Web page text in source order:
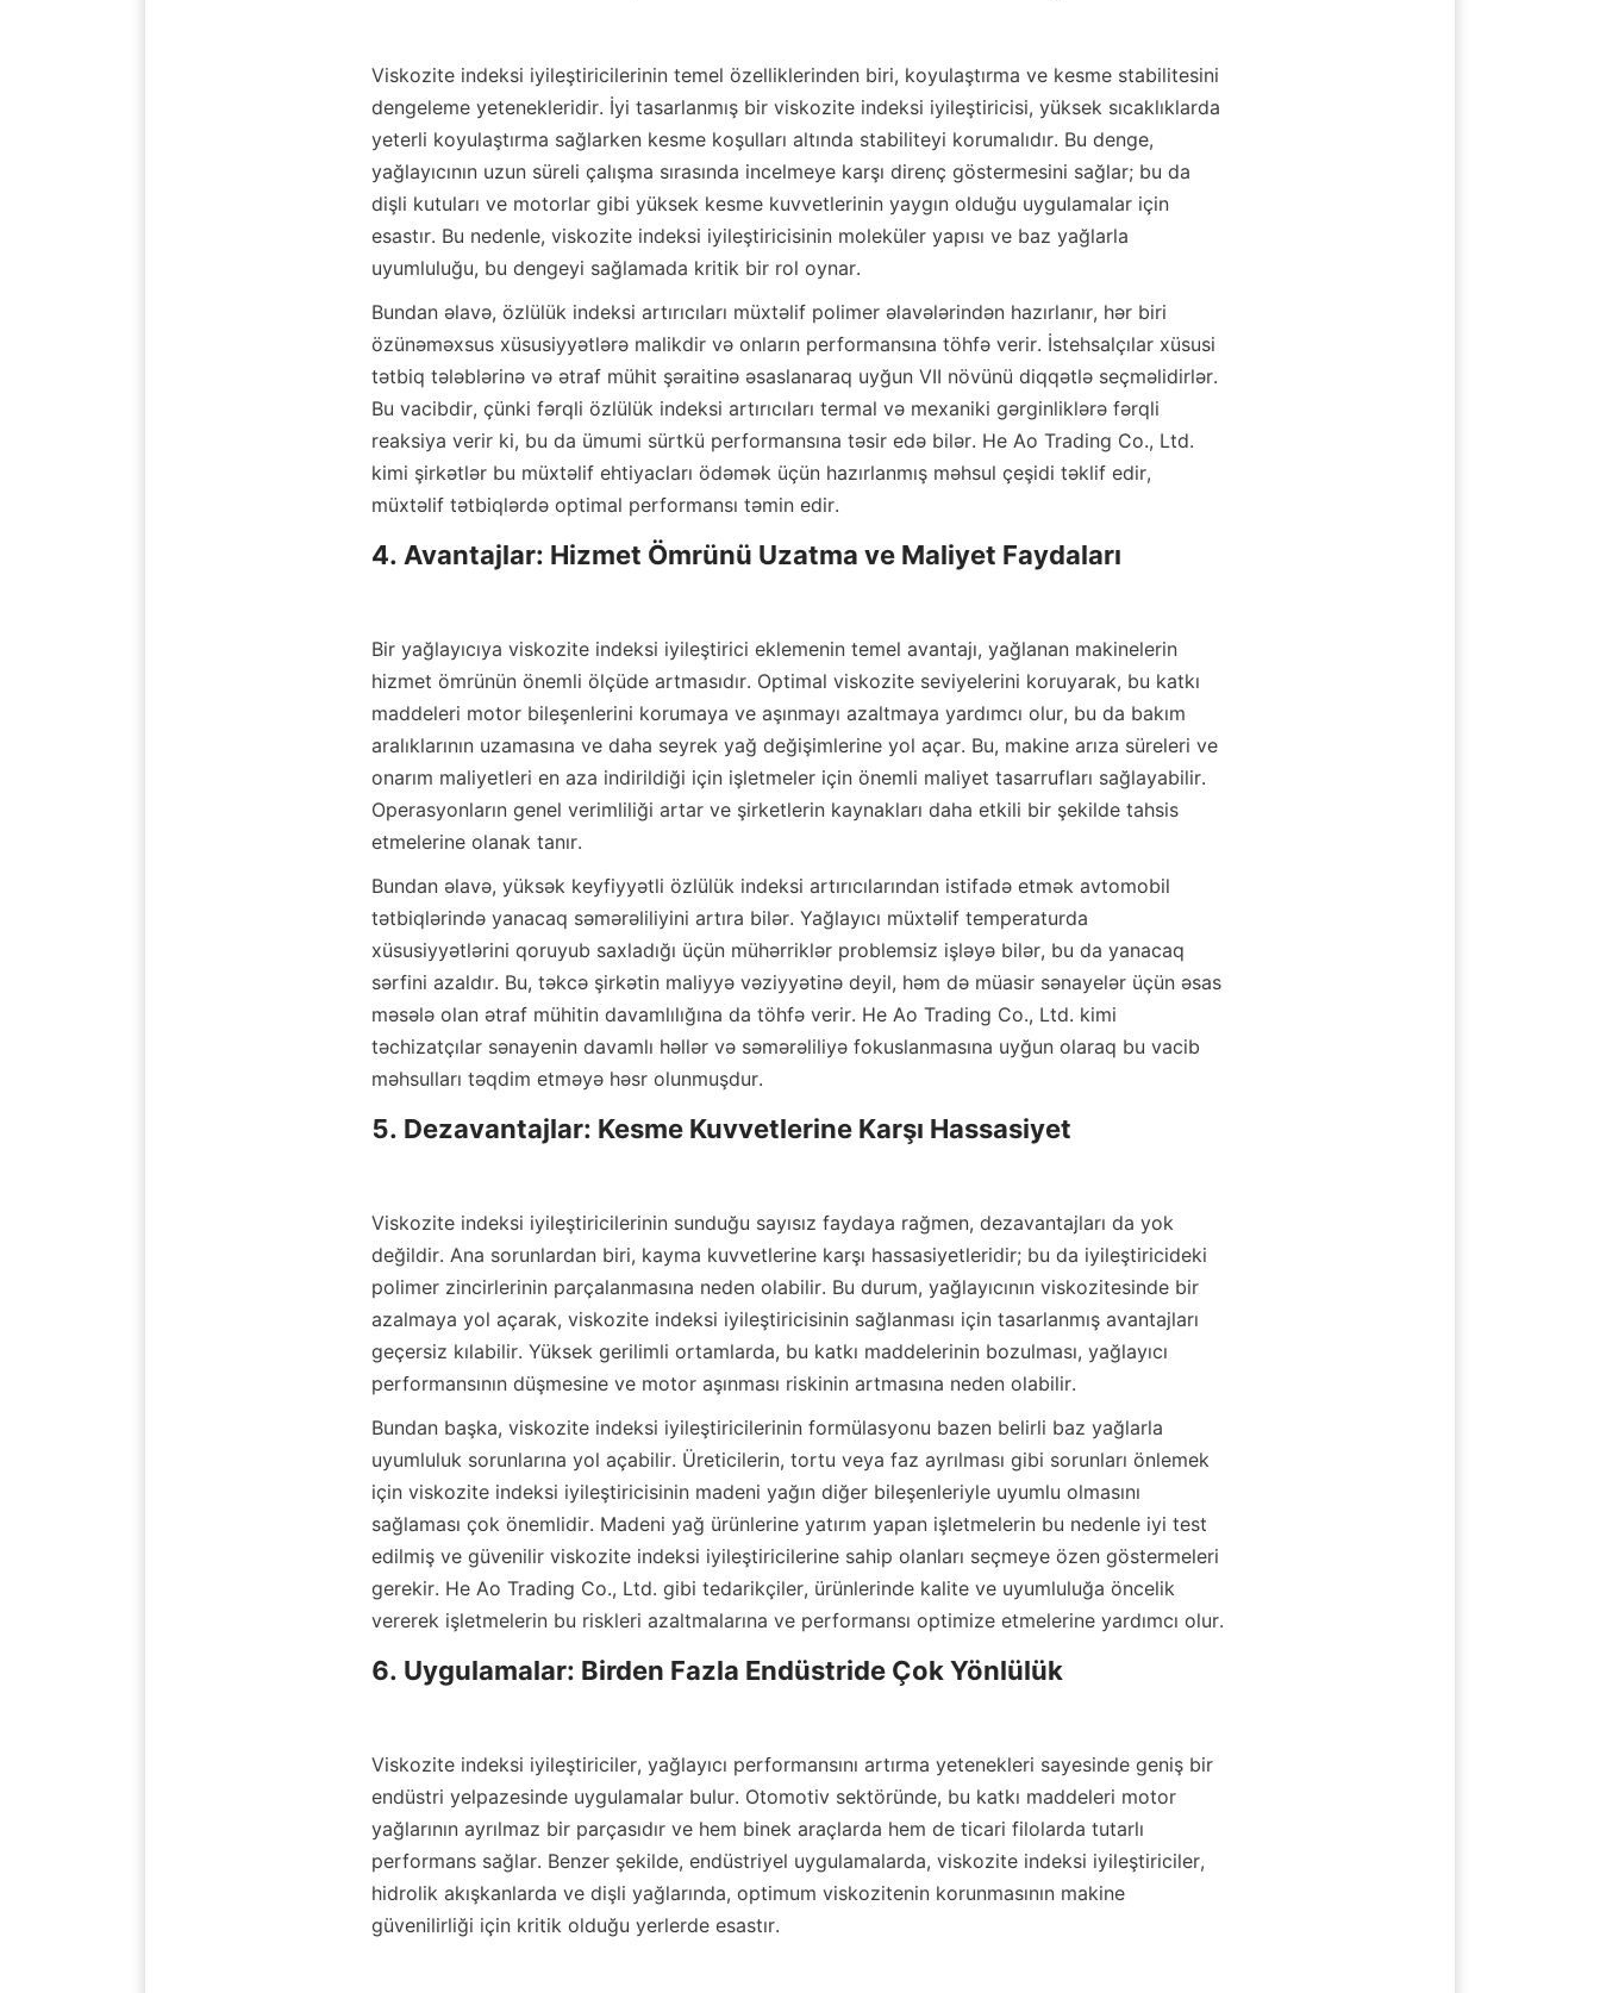
Viskozite indeksi iyileştiricilerinin temel özelliklerinden biri, koyulaştırma ve kesme stabilitesini
dengeleme yetenekleridir. İyi tasarlanmış bir viskozite indeksi iyileştiricisi, yüksek sıcaklıklarda
yeterli koyulaştırma sağlarken kesme koşulları altında stabiliteyi korumalıdır. Bu denge,
yağlayıcının uzun süreli çalışma sırasında incelmeye karşı direnç göstermesini sağlar; bu da
dişli kutuları ve motorlar gibi yüksek kesme kuvvetlerinin yaygın olduğu uygulamalar için
esastır. Bu nedenle, viskozite indeksi iyileştiricisinin moleküler yapısı ve baz yağlarla
uyumluluğu, bu dengeyi sağlamada kritik bir rol oynar.
Bundan əlavə, özlülük indeksi artırıcıları müxtəlif polimer əlavələrindən hazırlanır, hər biri
özünəməxsus xüsusiyyətlərə malikdir və onların performansına töhfə verir. İstehsalçılar xüsusi
tətbiq tələblərinə və ətraf mühit şəraitinə əsaslanaraq uyğun VII növünü diqqətlə seçməlidirlər.
Bu vacibdir, çünki fərqli özlülük indeksi artırıcıları termal və mexaniki gərginliklərə fərqli
reaksiya verir ki, bu da ümumi sürtkü performansına təsir edə bilər. He Ao Trading Co., Ltd.
kimi şirkətlər bu müxtəlif ehtiyacları ödəmək üçün hazırlanmış məhsul çeşidi təklif edir,
müxtəlif tətbiqlərdə optimal performansı təmin edir.
4. Avantajlar: Hizmet Ömrünü Uzatma ve Maliyet Faydaları
Bir yağlayıcıya viskozite indeksi iyileştirici eklemenin temel avantajı, yağlanan makinelerin
hizmet ömrünün önemli ölçüde artmasıdır. Optimal viskozite seviyelerini koruyarak, bu katkı
maddeleri motor bileşenlerini korumaya ve aşınmayı azaltmaya yardımcı olur, bu da bakım
aralıklarının uzamasına ve daha seyrek yağ değişimlerine yol açar. Bu, makine arıza süreleri ve
onarım maliyetleri en aza indirildiği için işletmeler için önemli maliyet tasarrufları sağlayabilir.
Operasyonların genel verimliliği artar ve şirketlerin kaynakları daha etkili bir şekilde tahsis
etmelerine olanak tanır.
Bundan əlavə, yüksək keyfiyyətli özlülük indeksi artırıcılarından istifadə etmək avtomobil
tətbiqlərində yanacaq səmərəliliyini artıra bilər. Yağlayıcı müxtəlif temperaturda
xüsusiyyətlərini qoruyub saxladığı üçün mühərriklər problemsiz işləyə bilər, bu da yanacaq
sərfini azaldır. Bu, təkcə şirkətin maliyyə vəziyyətinə deyil, həm də müasir sənayelər üçün əsas
məsələ olan ətraf mühitin davamlılığına da töhfə verir. He Ao Trading Co., Ltd. kimi
təchizatçılar sənayenin davamlı həllər və səmərəliliyə fokuslanmasına uyğun olaraq bu vacib
məhsulları təqdim etməyə həsr olunmuşdur.
5. Dezavantajlar: Kesme Kuvvetlerine Karşı Hassasiyet
Viskozite indeksi iyileştiricilerinin sunduğu sayısız faydaya rağmen, dezavantajları da yok
değildir. Ana sorunlardan biri, kayma kuvvetlerine karşı hassasiyetleridir; bu da iyileştiricideki
polimer zincirlerinin parçalanmasına neden olabilir. Bu durum, yağlayıcının viskozitesinde bir
azalmaya yol açarak, viskozite indeksi iyileştiricisinin sağlanması için tasarlanmış avantajları
geçersiz kılabilir. Yüksek gerilimli ortamlarda, bu katkı maddelerinin bozulması, yağlayıcı
performansının düşmesine ve motor aşınması riskinin artmasına neden olabilir.
Bundan başka, viskozite indeksi iyileştiricilerinin formülasyonu bazen belirli baz yağlarla
uyumluluk sorunlarına yol açabilir. Üreticilerin, tortu veya faz ayrılması gibi sorunları önlemek
için viskozite indeksi iyileştiricisinin madeni yağın diğer bileşenleriyle uyumlu olmasını
sağlaması çok önemlidir. Madeni yağ ürünlerine yatırım yapan işletmelerin bu nedenle iyi test
edilmiş ve güvenilir viskozite indeksi iyileştiricilerine sahip olanları seçmeye özen göstermeleri
gerekir. He Ao Trading Co., Ltd. gibi tedarikçiler, ürünlerinde kalite ve uyumluluğa öncelik
vererek işletmelerin bu riskleri azaltmalarına ve performansı optimize etmelerine yardımcı olur.
6. Uygulamalar: Birden Fazla Endüstride Çok Yönlülük
Viskozite indeksi iyileştiriciler, yağlayıcı performansını artırma yetenekleri sayesinde geniş bir
endüstri yelpazesinde uygulamalar bulur. Otomotiv sektöründe, bu katkı maddeleri motor
yağlarının ayrılmaz bir parçasıdır ve hem binek araçlarda hem de ticari filolarda tutarlı
performans sağlar. Benzer şekilde, endüstriyel uygulamalarda, viskozite indeksi iyileştiriciler,
hidrolik akışkanlarda ve dişli yağlarında, optimum viskozitenin korunmasının makine
güvenilirliği için kritik olduğu yerlerde esastır.